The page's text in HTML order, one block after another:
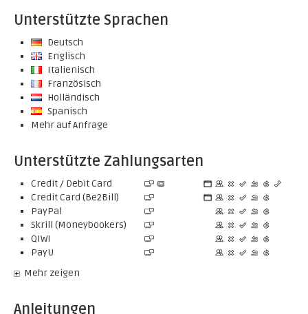
Unterstützte Sprachen
Deutsch
Englisch
Italienisch
Französisch
Holländisch
Spanisch
Mehr auf Anfrage
Unterstützte Zahlungsarten
Credit / Debit Card
Credit Card (Be2Bill)
PayPal
Skrill (Moneybookers)
QIWI
PayU
Mehr zeigen
Anleitungen